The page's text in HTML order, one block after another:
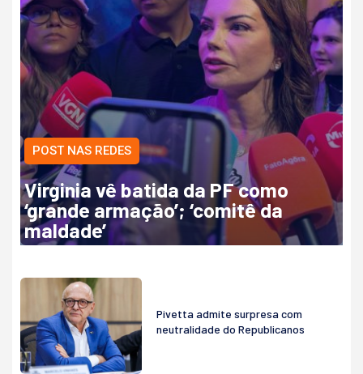
POST NAS REDES
Virginia vê batida da PF como
‘grande armação’; ‘comitê da
maldade’
Pivetta admite surpresa com
neutralidade do Republicanos